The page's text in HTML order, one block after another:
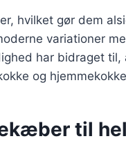
hvilket gør dem
variationer
har bidraget
og
til